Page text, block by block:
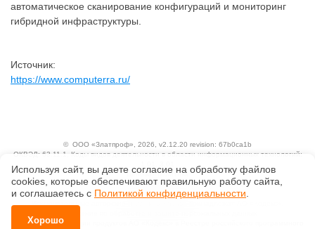
автоматическое сканирование конфигураций и мониторинг
гибридной инфраструктуры.
Источник:
https://www.computerra.ru/
© ООО «Златпроф» , 2026, v2.12.20 revision: 67b0ca1b
ОКВЭД: 63.11.1, Коды видов деятельности в области информационных технологий:
Ценовая политика
Технологии
Справка о регистрации продуктов АО «Кодекс» в Реестре российского программного
Используя сайт, вы даете согласие на обработку файлов
сооkiеs, которые обеспечивают правильную работу сайта,
и соглашаетесь с Политикой конфиденциальности
Хорошо